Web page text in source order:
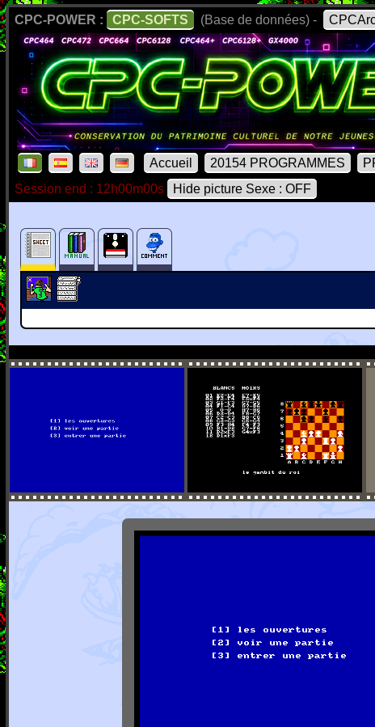
CPC-POWER : CPC-SOFTS (Base de données) -
Accueil 20154 PROGRAMMES
Session end : 12h00m00s
Hide picture Sexe : OFF